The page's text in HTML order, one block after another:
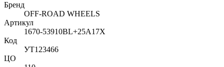
Бренд
OFF-ROAD WHEELS
Артикул
1670-53910BL+25A17X
Код
УТ123466
ЦО